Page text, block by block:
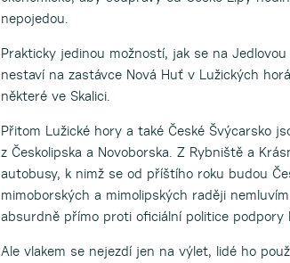
nepojedou.
Prakticky jedinou možností, jak se na
nestaví na zastávce Nová Huť v Lužických
některé ve Skalici.
Přitom Lužické hory a také České Švýcarsko
z Českolipska a Novoborska. Z Rybniště a
autobusy, k nimž se od příštího roku budou
mimoborských a mimolipských raději
absurdně přímo proti oficiální politice podpory
Ale vlakem se nejezdí jen na výlet, lidé ho